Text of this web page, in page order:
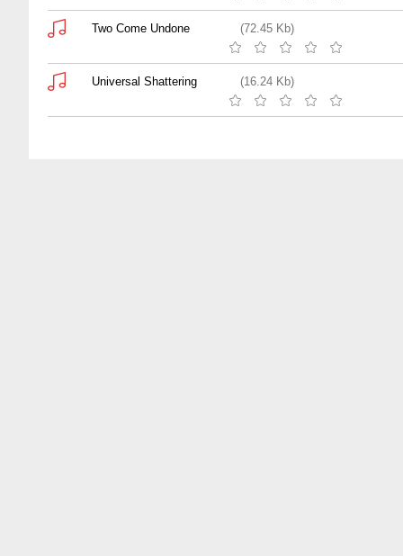
Two Come Undone (72.45 Kb)
Universal Shattering (16.24 Kb)